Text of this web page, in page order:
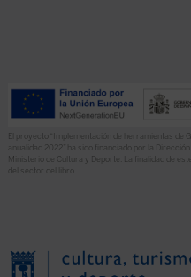
El proyecto “Implementación de herramientas de
anualidad 2022” ha sido financiado por la
Ministerio de Cultura y Deporte. La finalidad de
del sector del libro.